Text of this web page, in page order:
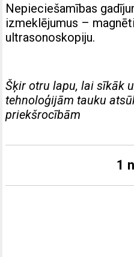
Nepieciešamības
izmeklējumus –
ultrasonoskopiju.
Šķir otru lapu, lai sīkāk
tehnoloģijām tauku
priekšrocībām
1